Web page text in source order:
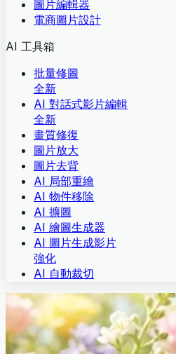
圖片編輯器
電商圖片設計
AI 工具箱
批量修圖
全新
AI 對話式影片編輯
全新
畫質修復
圖片放大
圖片去背
AI 局部重繪
AI 物件移除
AI 擴圖
AI 繪圖生成器
AI 圖片生成影片
強化
AI 自動裁切